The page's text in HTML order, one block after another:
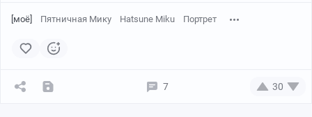
[моё] Пятничная Мику Hatsune Miku Портрет
7 30